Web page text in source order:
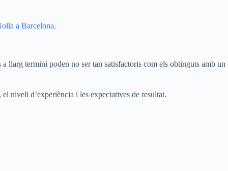
a Barcelona.
llarg termini poden no ser tan satisfactoris com els obtinguts amb un
nivell d’experiència i les expectatives de resultat.